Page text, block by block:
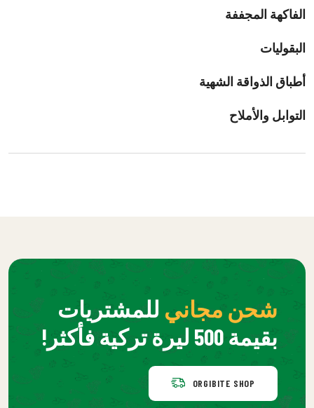
الفاكهة المجففة
البقوليات
أطباق الذواقة الشهية
التوابل والأملاح
شحن مجاني للمشتريات
بقيمة 500 ليرة تركية فأكثر!
ORGIBITE SHOP